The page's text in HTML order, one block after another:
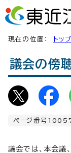
現在の位置： トッ
議会の傍
ページ番号
議会では、本会議